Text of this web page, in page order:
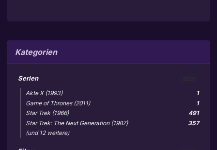
Kategorien
Serien
1
Akte X (1993)
1
Game of Thrones (2011)
491
Star Trek (1966)
357
Star Trek: The Next Generation (1987)
(und 12 weitere)